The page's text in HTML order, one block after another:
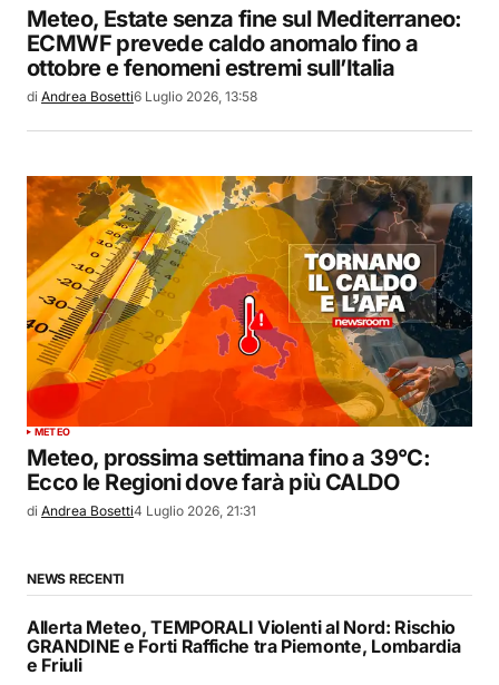
Meteo, Estate senza fine sul Mediterraneo:
ECMWF prevede caldo anomalo fino a
ottobre e fenomeni estremi sull’Italia
di Andrea Bosetti6 Luglio 2026, 13:58
METEO
Meteo, prossima settimana fino a 39°C:
Ecco le Regioni dove farà più CALDO
di Andrea Bosetti4 Luglio 2026, 21:31
NEWS RECENTI
Allerta Meteo, TEMPORALI Violenti al Nord: Rischio
GRANDINE e Forti Raffiche tra Piemonte, Lombardia
e Friuli